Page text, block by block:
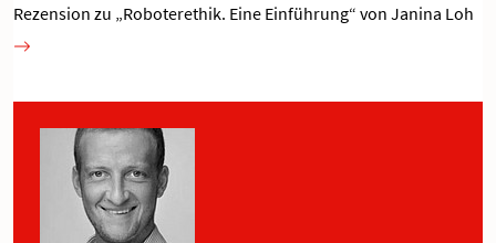
Rezension zu „Roboterethik. Eine Einführung“ von Janina Loh